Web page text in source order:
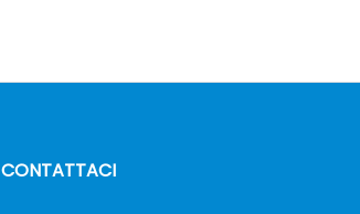
CONTATTACI